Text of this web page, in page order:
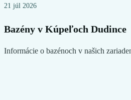
21 júl 2026
Bazény v Kúpeľoch Dudince
Informácie o bazénoch v našich